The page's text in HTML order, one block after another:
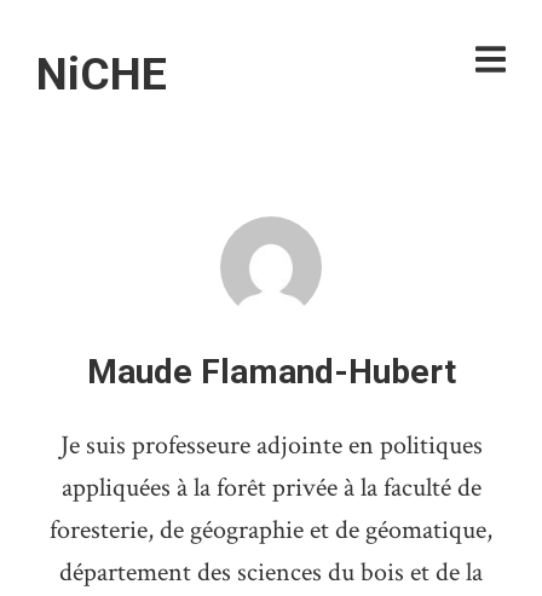
NiCHE
Maude Flamand-Hubert
Je suis professeure adjointe en politiques
appliquées à la forêt privée à la faculté de
foresterie, de géographie et de géomatique,
département des sciences du bois et de la